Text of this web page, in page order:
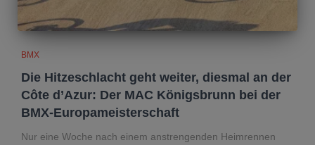
BMX
Die Hitzeschlacht geht weiter, diesmal an der
Côte d’Azur: Der MAC Königsbrunn bei der
BMX-Europameisterschaft
Nur eine Woche nach einem anstrengenden Heimrennen